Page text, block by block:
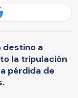
destino a
la tripulación
pérdida de